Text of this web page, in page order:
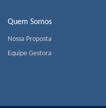
Quem Somos
Nossa Proposta
Equipe Gestora